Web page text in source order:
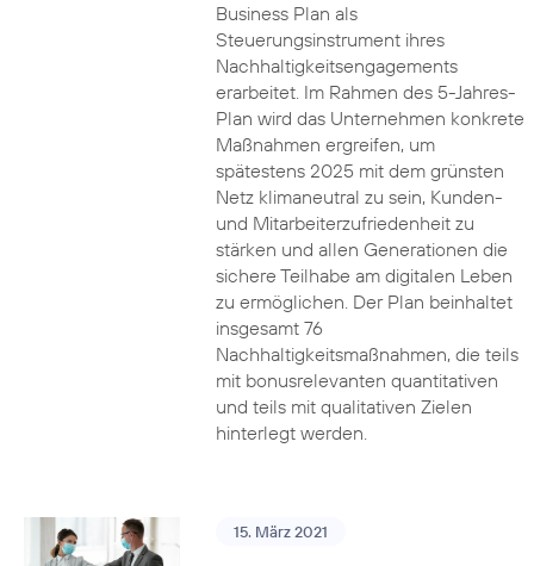
Business Plan als
Steuerungsinstrument ihres
Nachhaltigkeitsengagements
erarbeitet. Im Rahmen des 5-Jahres-
Plan wird das Unternehmen konkrete
Maßnahmen ergreifen, um
spätestens 2025 mit dem grünsten
Netz klimaneutral zu sein, Kunden-
und Mitarbeiterzufriedenheit zu
stärken und allen Generationen die
sichere Teilhabe am digitalen Leben
zu ermöglichen. Der Plan beinhaltet
insgesamt 76
Nachhaltigkeitsmaßnahmen, die teils
mit bonusrelevanten quantitativen
und teils mit qualitativen Zielen
hinterlegt werden.
15. März 2021